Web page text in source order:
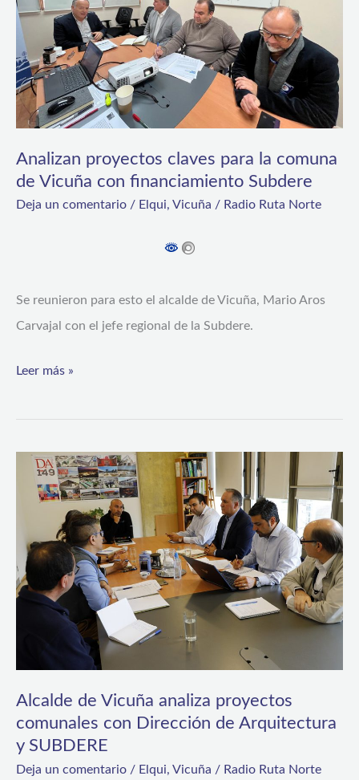
Analizan proyectos claves para la comuna
de Vicuña con financiamiento Subdere
Deja un comentario / Elqui, Vicuña / Radio Ruta Norte
Se reunieron para esto el alcalde de Vicuña, Mario Aros
Carvajal con el jefe regional de la Subdere.
comuna
de
Vicuña
con
financiamiento
Subdere
Leer más »
Alcalde de Vicuña analiza proyectos
comunales con Dirección de Arquitectura
y SUBDERE
Deja un comentario / Elqui, Vicuña / Radio Ruta Norte
Alcalde
analiza
proyectos
comunales
Dirección
de
Arquitectura
y
SUBDERE